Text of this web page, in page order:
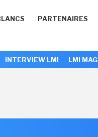
PARTENAIRES
INTERVIEW LMI LMI MAG